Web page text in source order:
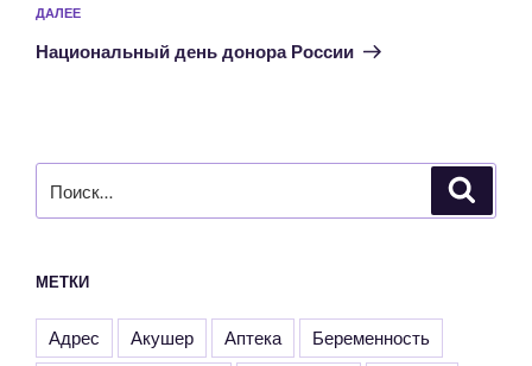
Следующая
запись
ДАЛЕЕ
Национальный день донора России
МЕТКИ
Адрес Акушер Аптека
Беременность